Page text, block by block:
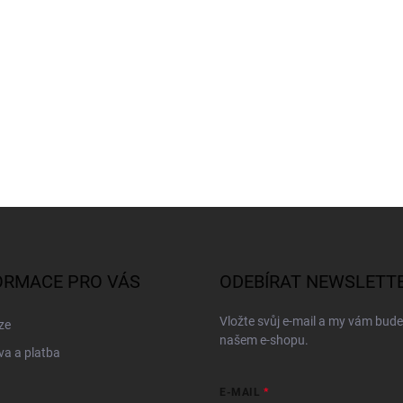
PRO VÁS
a platba
ODEBÍRAT
Vložte svůj e-mail a my vám
našem e-shopu.
E-MAIL